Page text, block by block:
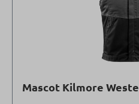
Mascot Kilmore Weste